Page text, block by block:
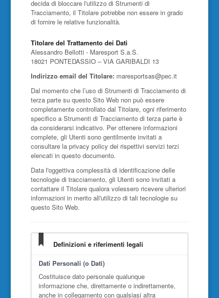
decida di bloccare l'utilizzo di Strumenti di
Tracciamento, il Titolare potrebbe non essere in grado
di fornire le relative funzionalità.
Titolare del Trattamento dei Dati
Alessandro Bellotti - Maresport S.a.S.
18021 PONTEDASSIO – VIA GARIBALDI 13
Indirizzo email del Titolare: maresportsas@pec.it
Dal momento che l’uso di Strumenti di Tracciamento di
terza parte su questo Sito Web non può essere
completamente controllato dal Titolare, ogni riferimento
specifico a Strumenti di Tracciamento di terza parte è
da considerarsi indicativo. Per ottenere informazioni
complete, gli Utenti sono gentilmente invitati a
consultare la privacy policy dei rispettivi servizi terzi
elencati in questo documento.
Data l'oggettiva complessità di identificazione delle
tecnologie di tracciamento, gli Utenti sono invitati a
contattare il Titolare qualora volessero ricevere ulteriori
informazioni in merito all'utilizzo di tali tecnologie su
questo Sito Web.
Definizioni e riferimenti legali
Dati Personali (o Dati)
Costituisce dato personale qualunque
informazione che, direttamente o indirettamente,
anche in collegamento con qualsiasi altra